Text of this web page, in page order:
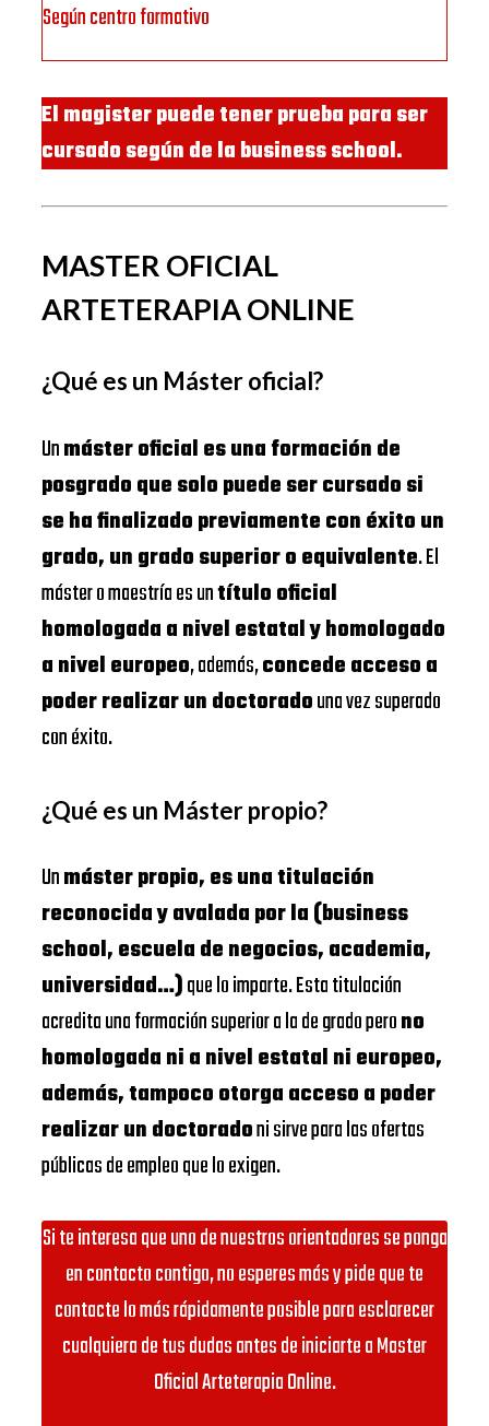
Según centro formativo
El magister puede tener prueba para ser
cursado según de la business school.
MASTER OFICIAL
ARTETERAPIA ONLINE
¿Qué es un Máster oficial?
Unmáster oficial es una formación de
posgrado que solo puede ser cursado si
se ha finalizado previamente con éxito un
grado, un grado superior o equivalente. El
máster o maestría es untítulo oficial
homologada a nivel estatal y homologado
a nivel europeo, además,concede acceso a
poder realizar un doctoradouna vez superado
con éxito.
¿Qué es un Máster propio?
Unmáster propio, es una titulación
reconocida y avalada por la (business
school, escuela de negocios, academia,
universidad…)que lo imparte. Esta titulación
acredita una formación superior a la de grado perono
homologada ni a nivel estatal ni europeo,
además, tampoco otorga acceso a poder
realizar un doctoradoni sirve para las ofertas
públicas de empleo que lo exigen.
Si te interesa que uno de nuestros orientadores se ponga
en contacto contigo, no esperes más y pide que te
contacte lo más rápidamente posible para esclarecer
cualquiera de tus dudas antes de iniciarte a Master
Oficial Arteterapia Online.